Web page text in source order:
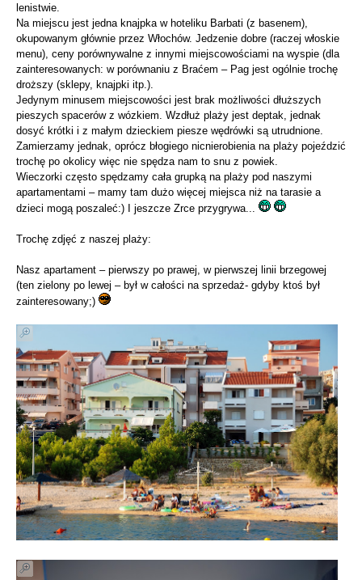
lenistwie.
Na miejscu jest jedna knajpka w hoteliku Barbati (z basenem),
okupowanym głównie przez Włochów. Jedzenie dobre (raczej włoskie
menu), ceny porównywalne z innymi miejscowościami na wyspie (dla
zainteresowanych: w porównaniu z Braćem – Pag jest ogólnie trochę
droższy (sklepy, knajpki itp.).
Jedynym minusem miejscowości jest brak możliwości dłuższych
pieszych spacerów z wózkiem. Wzdłuż plaży jest deptak, jednak
dosyć krótki i z małym dzieckiem piesze wędrówki są utrudnione.
Zamierzamy jednak, oprócz błogiego nicnierobienia na plaży pojeździć
trochę po okolicy więc nie spędza nam to snu z powiek.
Wieczorki często spędzamy cała grupką na plaży pod naszymi
apartamentami – mamy tam dużo więcej miejsca niż na tarasie a
dzieci mogą poszaleć:) I jeszcze Zrce przygrywa...
Trochę zdjęć z naszej plaży:
Nasz apartament – pierwszy po prawej, w pierwszej linii brzegowej
(ten zielony po lewej – był w całości na sprzedaż- gdyby ktoś był
zainteresowany;)